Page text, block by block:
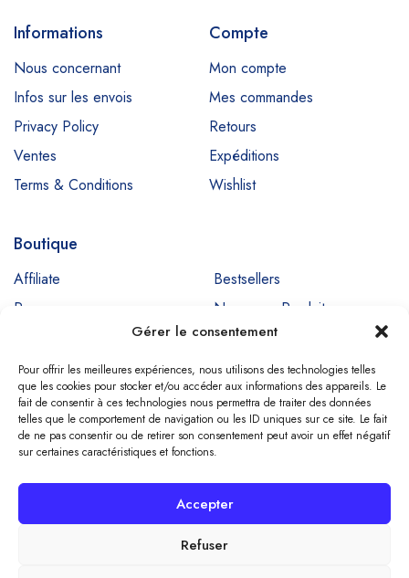
Gérer le consentement
Pour offrir les meilleures expériences, nous utilisons des technologies telles
que les cookies pour stocker et/ou accéder aux informations des appareils. Le
fait de consentir à ces technologies nous permettra de traiter des données
telles que le comportement de navigation ou les ID uniques sur ce site. Le fait
de ne pas consentir ou de retirer son consentement peut avoir un effet négatif
sur certaines caractéristiques et fonctions.
Accepter
Refuser
Informations
Nous concernant
Infos sur les envois
Privacy Policy
Ventes
Terms & Conditions
Compte
Mon compte
Mes commandes
Retours
Expéditions
Wishlist
Boutique
Affiliate
Bestsellers
Promos
Nouveaux Produits
Copyright © SIGNADENT. All Rights Reserved